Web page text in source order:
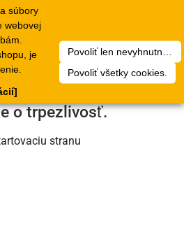
súbory
webovej
je
Povoliť všetky cookies.
k technickej chybe.
na nej už pracuje.
o trpezlivosť.
stranu